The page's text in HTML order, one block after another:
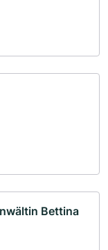
Bettina